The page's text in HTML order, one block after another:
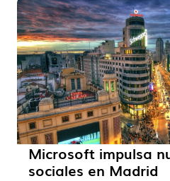
Microsoft impulsa
sociales en Madrid